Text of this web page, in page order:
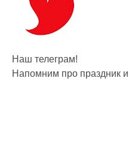
Наш телеграм!
Напомним про праздник